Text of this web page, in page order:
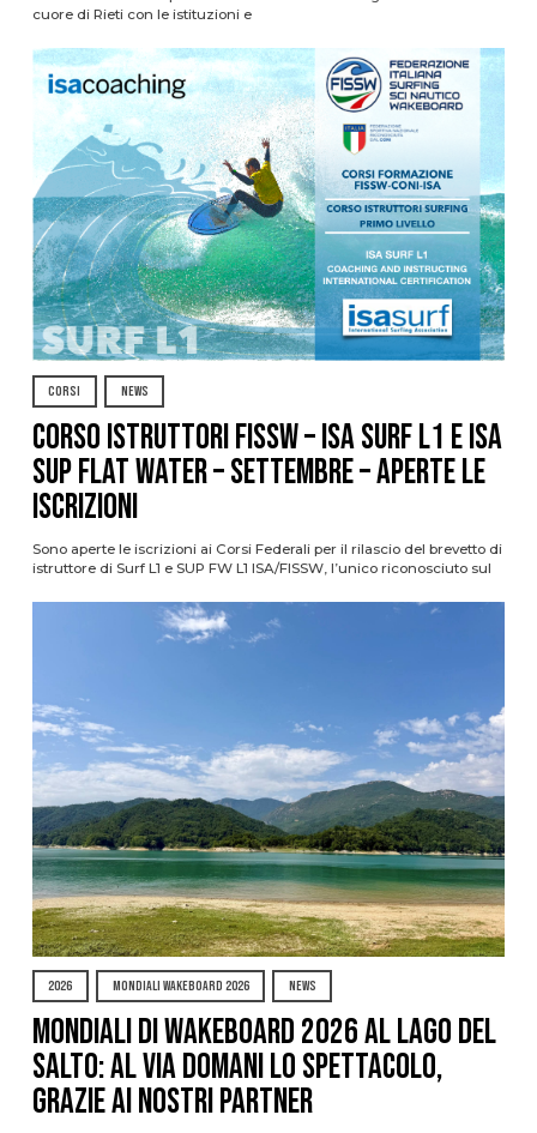
cuore di Rieti con le istituzioni e
CORSI NEWS
CORSO ISTRUTTORI FISSW – ISA SURF L1 e ISA
SUP Flat Water – SETTEMBRE – APERTE LE
ISCRIZIONI
Sono aperte le iscrizioni ai Corsi Federali per il rilascio del brevetto di
istruttore di Surf L1 e SUP FW L1 ISA/FISSW, l’unico riconosciuto sul
2026 MONDIALI WAKEBOARD 2026 NEWS
Mondiali di Wakeboard 2026 al Lago del
Salto: al via domani lo spettacolo,
grazie ai nostri Partner